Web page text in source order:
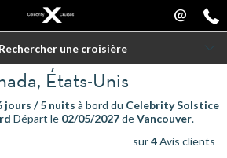
@
Rechercher une croisière
États-Unis
jours / 5 nuits à bord du Celebrity Solstice
Départ le 02/05/2027deVancouver.
sur4Avis clients